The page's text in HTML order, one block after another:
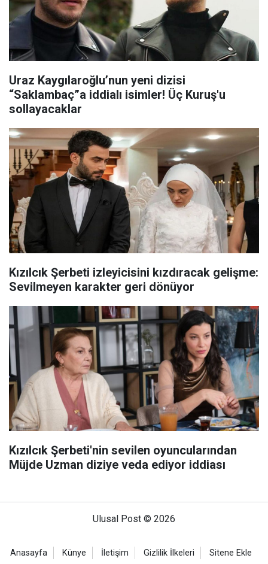
Uraz Kaygılaroğlu’nun yeni dizisi
“Saklambaç”a iddialı isimler! Üç Kuruş'u
sollayacaklar
Kızılcık Şerbeti izleyicisini kızdıracak gelişme:
Sevilmeyen karakter geri dönüyor
Kızılcık Şerbeti'nin sevilen oyuncularından
Müjde Uzman diziye veda ediyor iddiası
Ulusal Post © 2026
Anasayfa Künye İletişim Gizlilik İlkeleri Sitene Ekle